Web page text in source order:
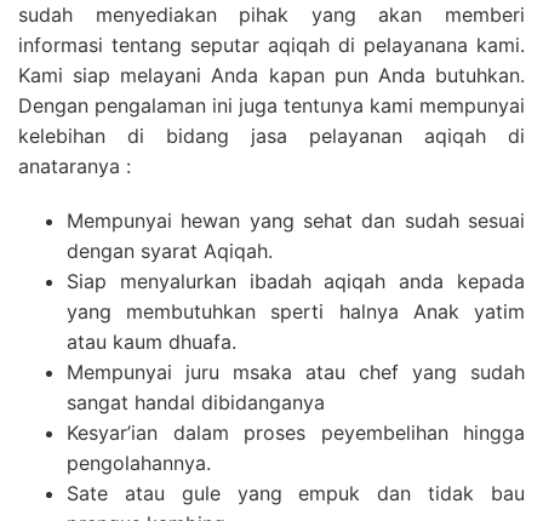
sudah menyediakan pihak yang akan memberi
informasi tentang seputar aqiqah di pelayanana kami.
Kami siap melayani Anda kapan pun Anda butuhkan.
Dengan pengalaman ini juga tentunya kami mempunyai
kelebihan di bidang jasa pelayanan aqiqah di
anataranya :
Mempunyai hewan yang sehat dan sudah sesuai
dengan syarat Aqiqah.
Siap menyalurkan ibadah aqiqah anda kepada
yang membutuhkan sperti halnya Anak yatim
atau kaum dhuafa.
Mempunyai juru msaka atau chef yang sudah
sangat handal dibidanganya
Kesyar’ian dalam proses peyembelihan hingga
pengolahannya.
Sate atau gule yang empuk dan tidak bau